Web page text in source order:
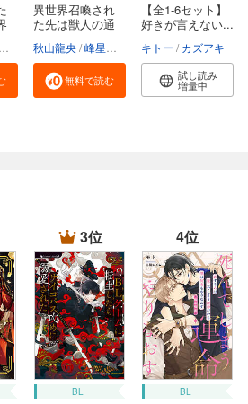
異世界召喚され
た先は獣人の通
秋山龍央 峰星ふる
無料で読む
【全1-6セット】
好きが言えない...
キトー カズアキ
試し読み
増量中
3位
BL
4位
BL